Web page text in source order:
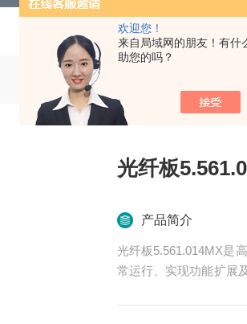
欢迎您！
来自局域网的朋友！有什
助您的吗？
当前位置：首页
光纤板
产品简介
光纤板5.561.014MX是
常运行、实现功能扩展